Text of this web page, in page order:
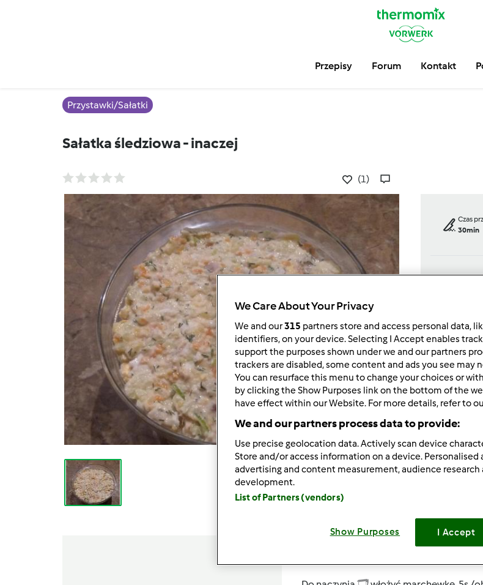
Przepisy Forum Kontakt
Przystawki/Sałatki
Sałatka śledziowa - inaczej
(1)
Czas
30min
porcja/
20
Poziom
We Care About Your Privacy
We and our315 partners store and access personal data,
identifiers, on your device. Selecting I Accept enables
support the purposes shown under we and our partners
trackers are disabled, some content and ads you see may
You can resurface this menu to change your choices or
by clicking the Show Purposes link on the bottom of the
have effect within our Website. For more details, refer to
We and our partners process data to provide:
Use precise geolocation data. Actively scan device
Store and/or access information on a device.
advertising and content measurement, audience research
development.
List of Partners (vendors)
Show Purposes I Accept